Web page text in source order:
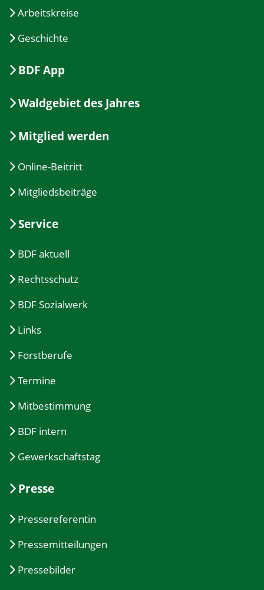
Arbeitskreise
Geschichte
BDF App
Waldgebiet des Jahres
Mitglied werden
Online-Beitritt
Mitgliedsbeiträge
Service
BDF aktuell
Rechtsschutz
BDF Sozialwerk
Links
Forstberufe
Termine
Mitbestimmung
BDF intern
Gewerkschaftstag
Presse
Pressereferentin
Pressemitteilungen
Pressebilder